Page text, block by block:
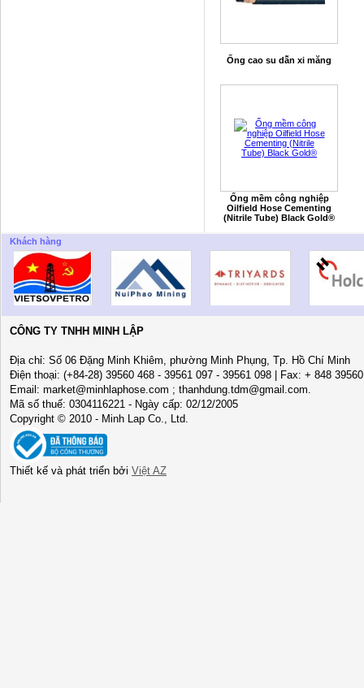
Ống cao su dẫn xi măng
Ống mềm công nghiệp
Oilfield Hose Cementing
(Nitrile Tube) Black Gold®
Khách hàng
CÔNG TY TNHH MINH LẬP
Địa chỉ: Số 06 Đặng Minh Khiêm, phường Minh Phụng, Tp. Hồ Chí Minh
Điện thoại: (+84-28) 39560 468 - 39561 097 - 39561 098 | Fax: + 848
Email: market@minhlaphose.com ; thanhdung.tdm@gmail.com.
Mã số thuế: 0304116221 - Ngày cấp: 02/12/2005
Copyright © 2010 - Minh Lap Co., Ltd.
Thiết kế và phát triển bởi Việt AZ